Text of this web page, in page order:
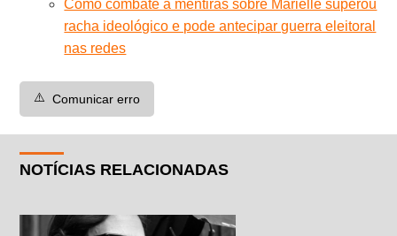
Como combate a mentiras sobre Marielle superou
racha ideológico e pode antecipar guerra eleitoral
nas redes
⚠️ Comunicar erro
NOTÍCIAS RELACIONADAS